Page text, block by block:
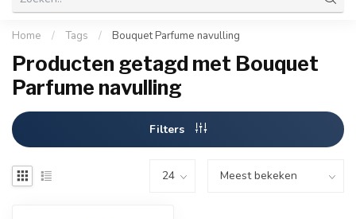
Home / Tags / Bouquet Parfume navulling
Producten getagd met Bouquet
Parfume navulling
Filters